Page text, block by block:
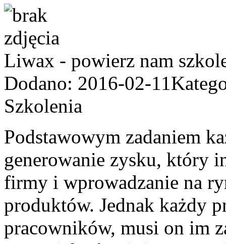
Liwax - powierz nam
Dodano: 2016-02-11
Szkolenia
Podstawowym zadaniem
generowanie zysku, który
firmy i wprowadzanie na
produktów. Jednak każdy
pracowników, musi on im